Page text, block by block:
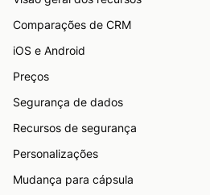
Comparações de CRM
iOS e Android
Preços
Segurança de dados
Recursos de segurança
Personalizações
Mudança para cápsula